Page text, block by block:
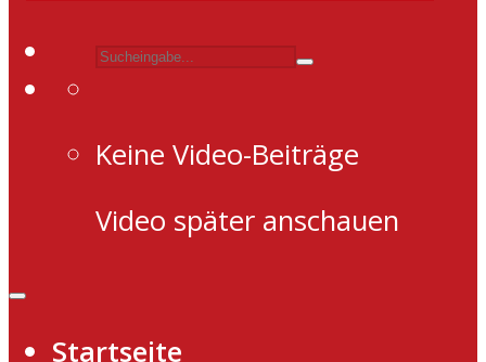
Keine Video-Beiträge
Video später anschauen
Startseite